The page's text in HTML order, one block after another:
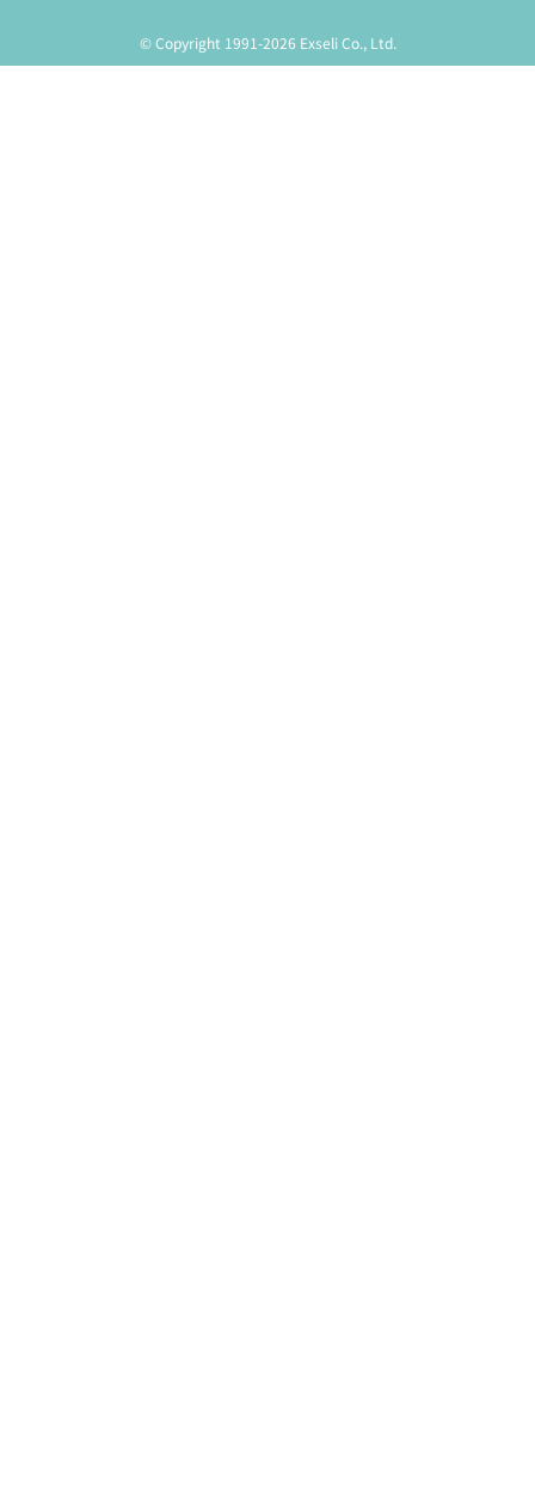
© Copyright 1991-2026 Exseli Co., Ltd.